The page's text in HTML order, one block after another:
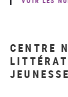
CENTRE
JEUNESSE